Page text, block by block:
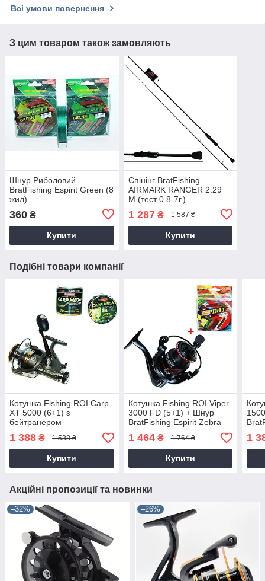
Всі умови повернення
З цим товаром також замовляють
Шнур Риболовий
BratFishing Espirit Green (8
жил)
360 ₴
Купити
Спінінг BratFishing
AIRMARK RANGER 2.29
М.(тест 0.8-7г.)
1 287₴ 1 587 ₴
Купити
Подібні товари компанії
Котушка Fishing ROI Carp
XT 5000 (6+1) з
бейтранером
1 388 ₴ 1 538 ₴
Купити
Котушка Fishing ROI Viper
3000 FD (5+1) + Шнур
BratFishing Espirit Zebra
на 8 ниток
1 464₴ 1 764 ₴
Купити
на
1
Акційні пропозиції та новинки
–32% –26%